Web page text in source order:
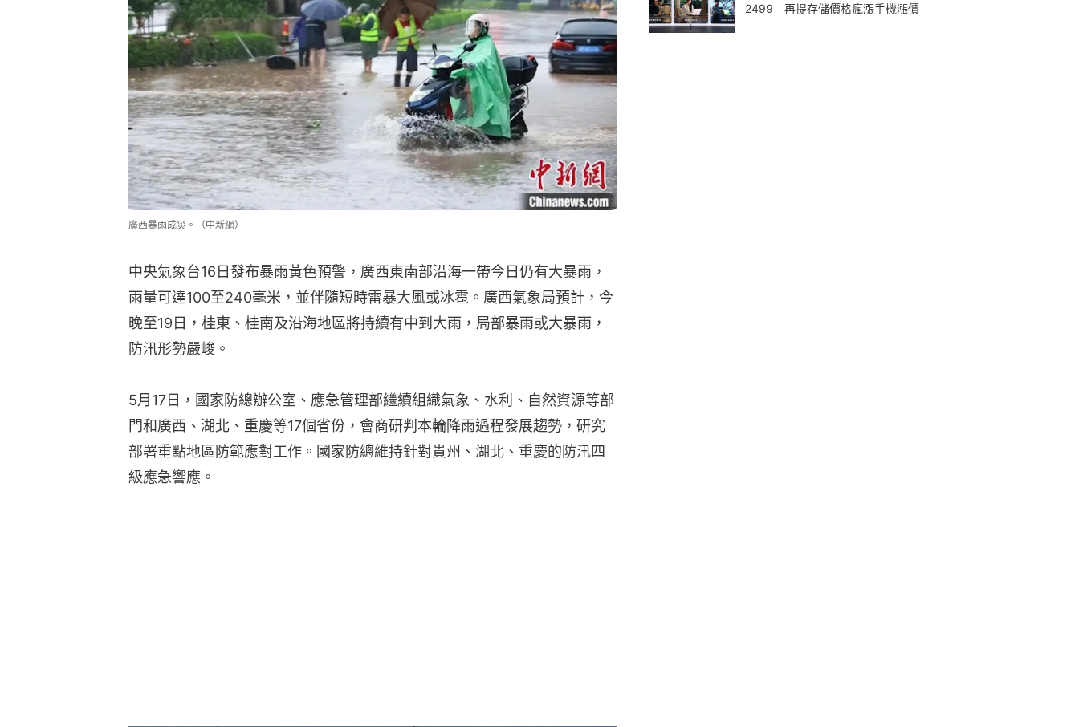
廣西暴雨成災。（中新網）
中央氣象台16日發布暴雨黃色預警，廣西東南部沿海一帶今日仍有大暴雨，
雨量可達100至240毫米，並伴隨短時雷暴大風或冰雹。廣西氣象局預計，今
晚至19日，桂東、桂南及沿海地區將持續有中到大雨，局部暴雨或大暴雨，
防汛形勢嚴峻。
5月17日，國家防總辦公室、應急管理部繼續組織氣象、水利、自然資源等部
門和廣西、湖北、重慶等17個省份，會商研判本輪降雨過程發展趨勢，研究
部署重點地區防範應對工作。國家防總維持針對貴州、湖北、重慶的防汛四
級應急響應。
2499 再提存儲價格瘋漲手機漲價